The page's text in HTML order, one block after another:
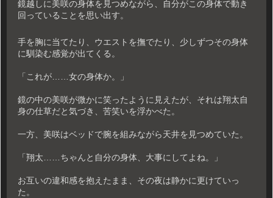
鏡越しに美咲の身体を見つめながら、自分がこの身体で動き
回っていることを思い出す。
手を胸に当てたり、ウエストを撫でたり、少しずつその身体
に馴染む感覚が出てくる。
「これが……女の身体か。」
鏡の中の美咲が微かに笑ったように見えたが、それは翔太自
身の仕草だと気づき、苦笑いを浮かべた。
一方、美咲はベッドで腕を組みながら天井を見つめていた。
「翔太……ちゃんと自分の身体、大事にしてよね。」
お互いの違和感を抱えたまま、その夜は静かに更けていっ
た。